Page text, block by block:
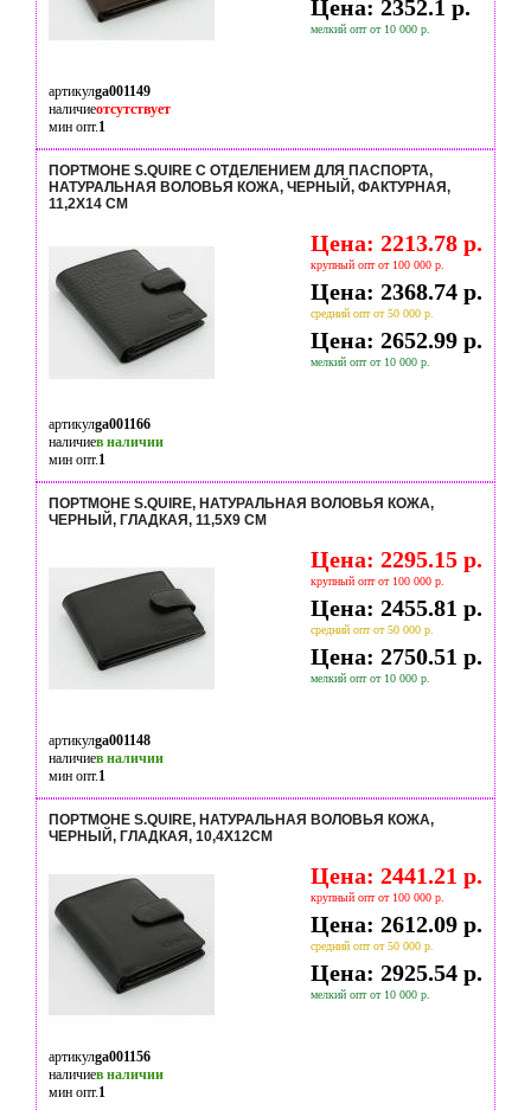
Цена: 2352.1 р.
мелкий опт от 10 000 р.
артикулga001149
наличиеотсутствует
мин опт.1
ПОРТМОНЕ S.QUIRE С ОТДЕЛЕНИЕМ ДЛЯ ПАСПОРТА,
НАТУРАЛЬНАЯ ВОЛОВЬЯ КОЖА, ЧЕРНЫЙ, ФАКТУРНАЯ,
11,2X14 СМ
Цена: 2213.78 р.
крупный опт от 100 000 р.
Цена: 2368.74 р.
средний опт от 50 000 р.
Цена: 2652.99 р.
мелкий опт от 10 000 р.
артикулga001166
наличиев наличии
мин опт.1
ПОРТМОНЕ S.QUIRE, НАТУРАЛЬНАЯ ВОЛОВЬЯ КОЖА,
ЧЕРНЫЙ, ГЛАДКАЯ, 11,5X9 СМ
Цена: 2295.15 р.
крупный опт от 100 000 р.
Цена: 2455.81 р.
средний опт от 50 000 р.
Цена: 2750.51 р.
мелкий опт от 10 000 р.
артикулga001148
наличиев наличии
мин опт.1
ПОРТМОНЕ S.QUIRE, НАТУРАЛЬНАЯ ВОЛОВЬЯ КОЖА,
ЧЕРНЫЙ, ГЛАДКАЯ, 10,4X12СМ
Цена: 2441.21 р.
крупный опт от 100 000 р.
Цена: 2612.09 р.
средний опт от 50 000 р.
Цена: 2925.54 р.
мелкий опт от 10 000 р.
артикулga001156
наличиев наличии
мин опт.1